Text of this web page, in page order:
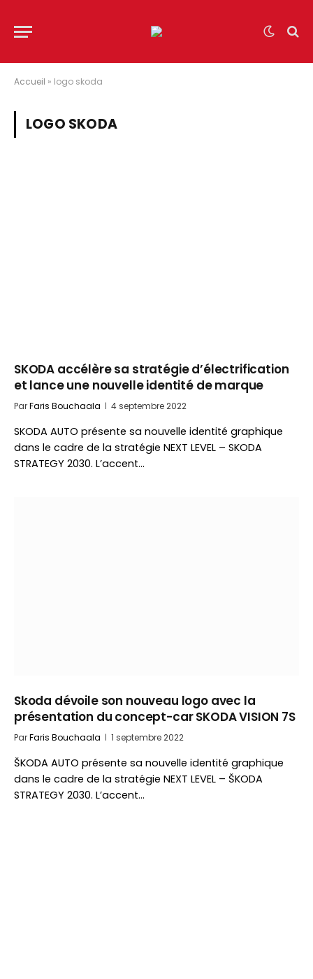
Accueil » logo skoda
LOGO SKODA
SKODA accélère sa stratégie d’électrification
et lance une nouvelle identité de marque
ParFaris Bouchaala 4 septembre 2022
SKODA AUTO présente sa nouvelle identité graphique
dans le cadre de la stratégie NEXT LEVEL – SKODA
STRATEGY 2030. L’accent…
Skoda dévoile son nouveau logo avec la
présentation du concept-car SKODA VISION 7S
ParFaris Bouchaala 1 septembre 2022
ŠKODA AUTO présente sa nouvelle identité graphique
dans le cadre de la stratégie NEXT LEVEL – ŠKODA
STRATEGY 2030. L’accent…